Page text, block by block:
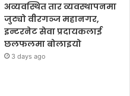
अव्यवस्थित तार व्यवस्थापनमा
जुट्यो वीरगञ्ज महानगर,
इन्टरनेट सेवा प्रदायकलाई
छलफलमा बोलाइयो
3 days ago